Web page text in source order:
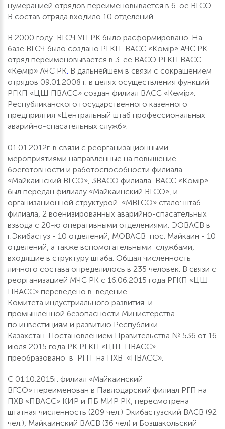
нумерацией отрядов переименовывается в 6-ое ВГСО.
В состав отряда входило 10 отделений.
В 2000 году ВГСЧ УП РК было расформировано. На
базе ВГСЧ было создано РГКП ВАСС «Көмір» АЧС РК
отряд переименовывается в 3-ее ВАСО РГКП ВАСС
«Көмір» АЧС РК. В дальнейшем в связи с сокращением
отрядов 09.01.2008 г. в целях осуществления функций
РГКП «ЦШ ПВАСС» создан филиал ВАСС «Көмір».
Республиканского государственного казенного
предприятия «Центральный штаб профессиональных
аварийно-спасательных служб».
01.01.2012г. в связи с реорганизационными
мероприятиями направленные на повышение
боеготовности и работоспособности филиала
«Майкаинский ВГСО», 3ВАСО филиала ВАСС «Көмір»
был передан филиалу «Майкаинский ВГСО», и
организационной структурой «МВГСО» стало: штаб
филиала, 2 военизированных аварийно-спасательных
взвода с 20-ю оперативными отделениями: ЭОВАСВ в
г.Экибастуз - 10 отделений, МОВАСВ пос. Майкаин - 10
отделений, а также вспомогательными службами,
входящие в структуру штаба. Общая численность
личного состава определилось в 235 человек. В связи с
реорганизацией МЧС РК с 16.06.2015 года РГКП «ЦШ
ПВАСС» переведено в ведение
Комитета индустриального развития и
промышленной безопасности Министерства
по инвестициям и развитию Республики
Казахстан. Постановлением Правительства № 536 от 16
июля 2015 года РК РГКП «ЦШ ПВАСС»
преобразовано в РГП на ПХВ «ПВАСС».
С 01.10.2015г. филиал «Майкаинский
ВГСО» переименован в Павлодарский филиал РГП на
ПХВ «ПВАСС» КИР и ПБ МИР РК, пересмотрена
штатная численность (209 чел.) Экибастузский ВАСВ (92
чел.), Майкаинский ВАСВ (36 чел) и Бозшакольский